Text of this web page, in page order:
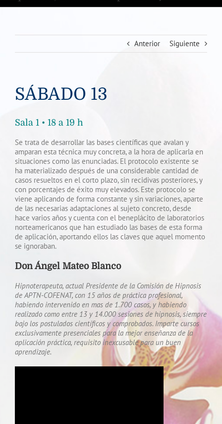
Anterior Siguiente
SÁBADO 13
Sala 1 • 18 a 19 h
Se trata de desarrollar las bases científicas que avalan y
amparan esta técnica muy concreta, a la hora de aplicarla en
situaciones como las enunciadas. El protocolo existente se
ha materializado después de una considerable cantidad de
casos resueltos en el corto plazo, sin recidivas posteriores, y
con porcentajes de éxito muy elevados. Este protocolo se
viene aplicando de forma constante y sin variaciones, aparte
de las necesarias adaptaciones al sujeto concreto, desde
hace varios años y cuenta con el beneplácito de laboratorios
norteamericanos que han estudiado las bases de esta forma
de aplicación, aportando ellos las claves que aquel momento
se ignoraban.
Don Ángel Mateo Blanco
Hipnoterapeuta, actual Presidente de la Comisión de Hipnosis
de APTN-COFENAT, con 15 años de práctica profesional,
habiendo intervenido en mas de 1.700 casos, y habiendo
realizado como entre 13 y 14.000 sesiones de hipnosis, siempre
bajo los postulados científicos y comprobados. Imparte cursos
exclusivamente presenciales para la mejor enseñanza de la
aplicación práctica, requisito inexcusable para un buen
aprendizaje.